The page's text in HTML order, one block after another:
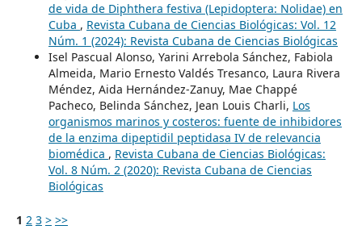
de vida de Diphthera festiva (Lepidoptera: Nolidae) en
Cuba , Revista Cubana de Ciencias Biológicas: Vol. 12
Núm. 1 (2024): Revista Cubana de Ciencias Biológicas
Isel Pascual Alonso, Yarini Arrebola Sánchez, Fabiola
Almeida, Mario Ernesto Valdés Tresanco, Laura Rivera
Méndez, Aida Hernández-Zanuy, Mae Chappé
Pacheco, Belinda Sánchez, Jean Louis Charli, Los
organismos marinos y costeros: fuente de inhibidores
de la enzima dipeptidil peptidasa IV de relevancia
biomédica , Revista Cubana de Ciencias Biológicas:
Vol. 8 Núm. 2 (2020): Revista Cubana de Ciencias
Biológicas
1 2 3 > >>